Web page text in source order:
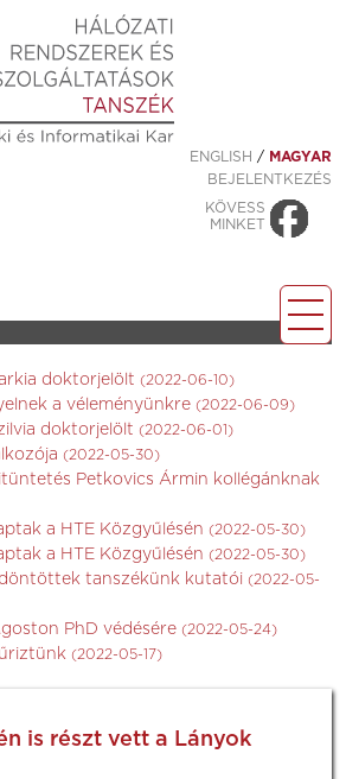
ENGLISH / MAGYAR
BEJELENTKEZÉS
KÖVESS
MINKET
doktorjelölt (2022-06-10)
a véleményünkre (2022-06-09)
doktorjelölt (2022-06-01)
(2022-05-30)
Petkovics Ármin kollégánknak
a HTE Közgyűlésén (2022-05-30)
a HTE Közgyűlésén (2022-05-30)
döntöttek tanszékünk kutatói (2022-05-
PhD védésére (2022-05-24)
(2022-05-17)
is részt vett a Lányok